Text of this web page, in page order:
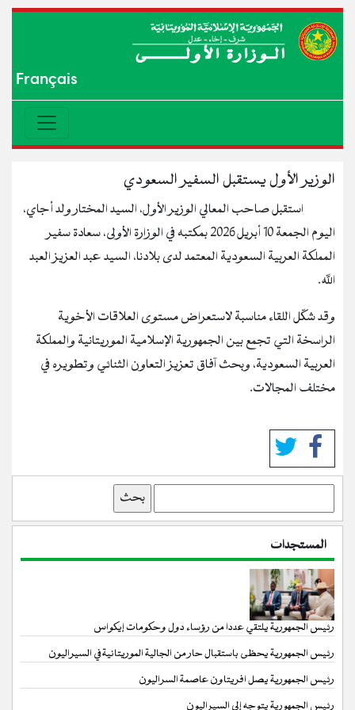
Français
الوزير الأول يستقبل السفير السعودي
استقبل صاحب المعالي الوزير الأول، السيد المختار ولد أجاي،
اليوم الجمعة 10 أبريل 2026 بمكتبه في الوزارة الأولى، سعادة سفير
المملكة العربية السعودية المعتمد لدى بلادنا، السيد عبد العزيز العبد
الله.
وقد شكّل اللقاء مناسبة لاستعراض مستوى العلاقات الأخوية
الراسخة التي تجمع بين الجمهورية الإسلامية الموريتانية والمملكة
العربية السعودية، وبحث آفاق تعزيز التعاون الثنائي وتطويره في
مختلف المجالات.
المستجدات
رئيس الجمهورية يلتقي عددا من رؤساء دول وحكومات إيكواس
رئيس الجمهورية يحظى باستقبال حار من الجالية الموريتانية في السيراليون
رئيس الجمهورية يصل افريتاون عاصمة السراليون
رئيس الجمهورية يتوجه إلى السيراليون